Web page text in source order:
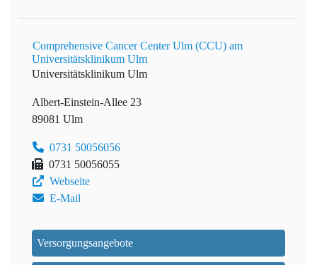
Comprehensive Cancer Center Ulm (CCU) am
Universitätsklinikum Ulm
Universitätsklinikum Ulm
Albert-Einstein-Allee 23
89081 Ulm
0731 50056056
0731 50056055
Webseite
E-Mail
Versorgungsangebote